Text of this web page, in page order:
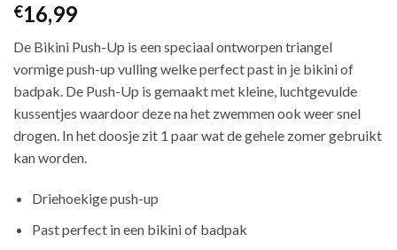
€16,99
De Bikini Push-Up is een speciaal ontworpen triangel
vormige push-up vulling welke perfect past in je bikini of
badpak. De Push-Up is gemaakt met kleine, luchtgevulde
kussentjes waardoor deze na het zwemmen ook weer snel
drogen. In het doosje zit 1 paar wat de gehele zomer gebruikt
kan worden.
Driehoekige push-up
Past perfect in een bikini of badpak